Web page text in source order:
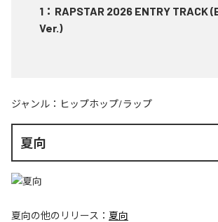
1 ： RAPSTAR 2026 ENTRY TRACK
Ver.)
ジャンル： ヒップホップ/ラップ
夏向
夏向の他のリリース： 夏向